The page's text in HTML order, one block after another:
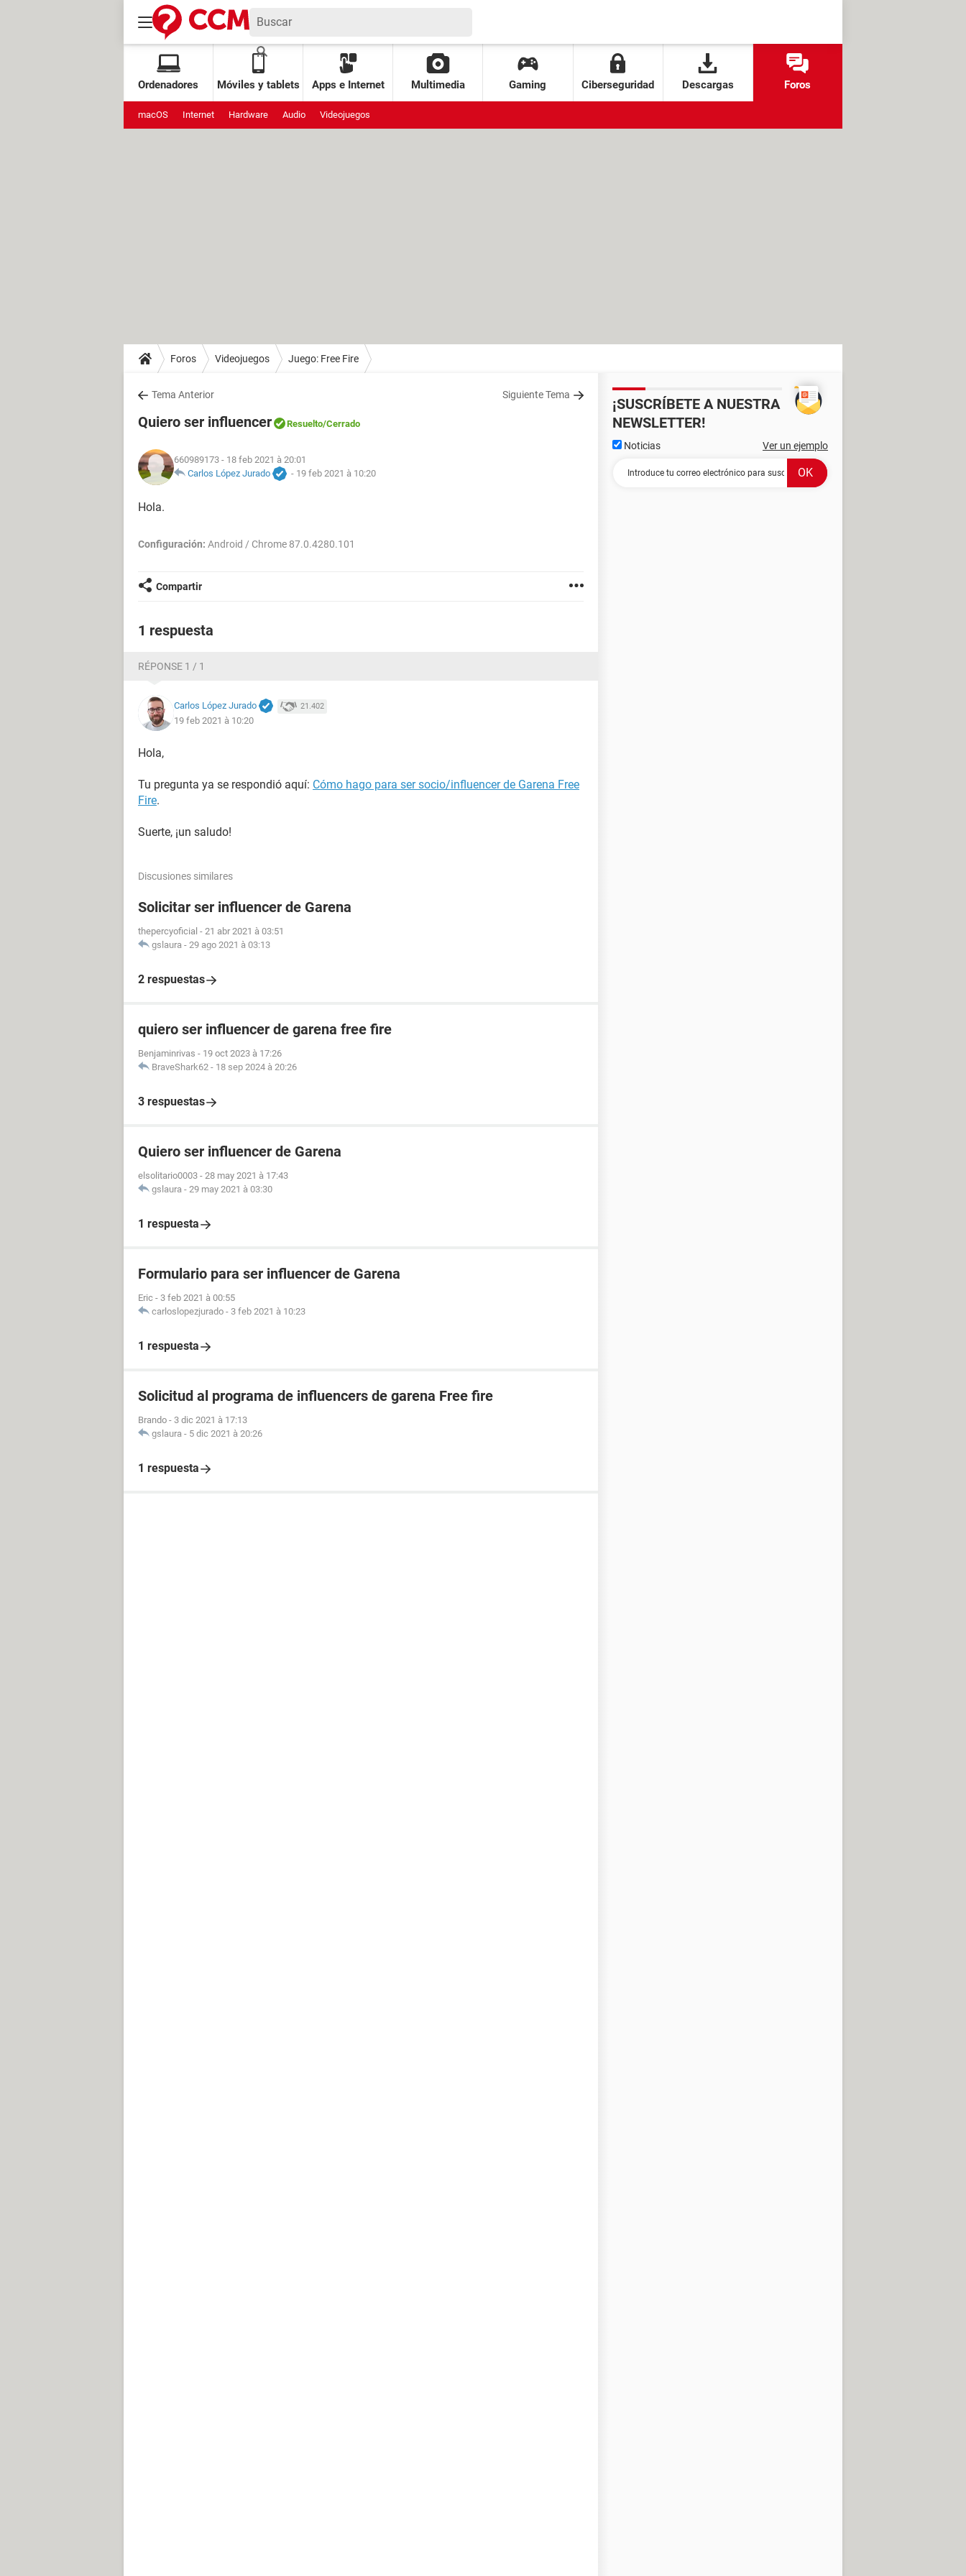
Ordenadores Móviles y tablets Apps e Internet Multimedia Gaming Ciberseguridad Descargas Foros
macOS Internet Hardware Audio Videojuegos
Foros Videojuegos Juego: Free Fire
Tema Anterior Siguiente Tema
Quiero ser influencer Resuelto/Cerrado
660989173 - 18 feb 2021 à 20:01
Carlos López Jurado
- 19 feb 2021 à 10:20
Hola.
Configuración: Android / Chrome 87.0.4280.101
Compartir
1 respuesta
RÉPONSE 1 / 1
Carlos López Jurado 21.402
19 feb 2021 à 10:20
Hola,
Tu pregunta ya se respondió aquí: Cómo hago para ser socio/influencer de Garena Free
Fire.
Suerte, ¡un saludo!
Discusiones similares
Solicitar ser influencer de Garena
thepercyoficial - 21 abr 2021 à 03:51
gslaura - 29 ago 2021 à 03:13
2 respuestas
quiero ser influencer de garena free fire
Benjaminrivas - 19 oct 2023 à 17:26
BraveShark62 - 18 sep 2024 à 20:26
3 respuestas
Quiero ser influencer de Garena
elsolitario0003 - 28 may 2021 à 17:43
gslaura - 29 may 2021 à 03:30
1 respuesta
Formulario para ser influencer de Garena
Eric - 3 feb 2021 à 00:55
carloslopezjurado - 3 feb 2021 à 10:23
1 respuesta
Solicitud al programa de influencers de garena Free fire
Brando - 3 dic 2021 à 17:13
gslaura - 5 dic 2021 à 20:26
1 respuesta
¡SUSCRÍBETE A NUESTRA
NEWSLETTER!
Noticias Ver un ejemplo